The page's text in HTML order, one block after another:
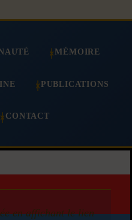
MÉMOIRE
PUBLICATIONS
CONTACT
en affichant le lien